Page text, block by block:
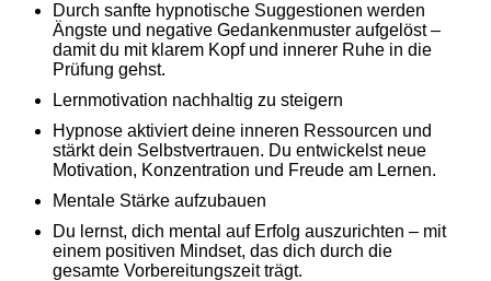
Durch sanfte hypnotische Suggestionen werden
Ängste und negative Gedankenmuster aufgelöst –
damit du mit klarem Kopf und innerer Ruhe in die
Prüfung gehst.
Lernmotivation nachhaltig zu steigern
Hypnose aktiviert deine inneren Ressourcen und
stärkt dein Selbstvertrauen. Du entwickelst neue
Motivation, Konzentration und Freude am Lernen.
Mentale Stärke aufzubauen
Du lernst, dich mental auf Erfolg auszurichten – mit
einem positiven Mindset, das dich durch die
gesamte Vorbereitungszeit trägt.